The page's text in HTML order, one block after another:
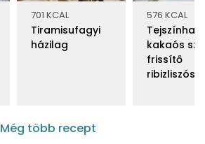
701 KCAL
Tiramisufagyi
házilag
576 KCAL
kakaós
frissítő
Még több recept